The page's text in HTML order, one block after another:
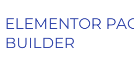
ELEMENTOR
BUILDER